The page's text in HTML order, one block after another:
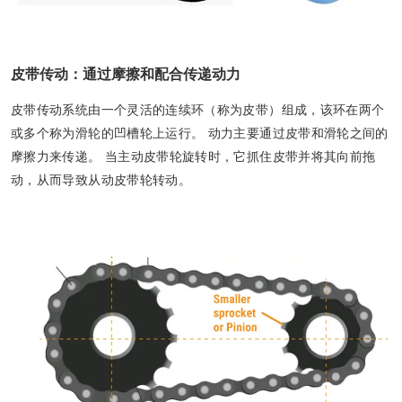
皮带传动：通过摩擦和配合传递动力
皮带传动系统由一个灵活的连续环（称为皮带）组成，该环在两个
或多个称为滑轮的凹槽轮上运行。 动力主要通过皮带和滑轮之间的
摩擦力来传递。 当主动皮带轮旋转时，它抓住皮带并将其向前拖
动，从而导致从动皮带轮转动。